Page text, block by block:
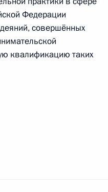
Федерации
совершённых
квалификацию таких